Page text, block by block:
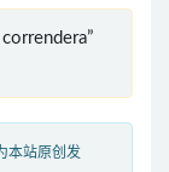
本站原创发